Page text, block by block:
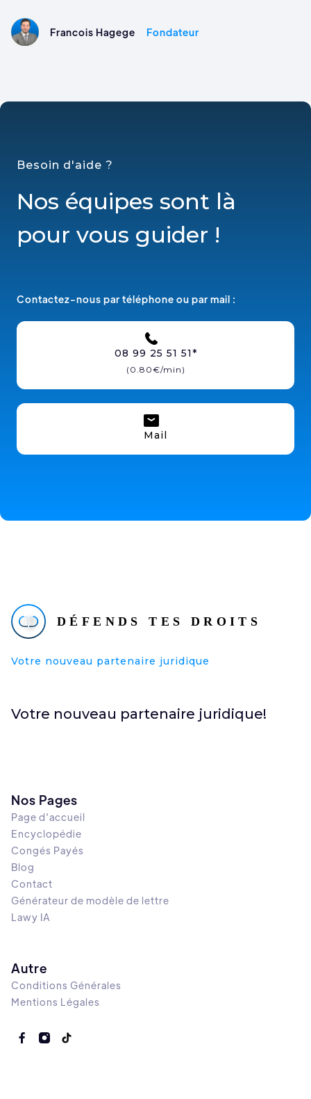
Francois Hagege Fondateur
Besoin d'aide ?
Nos équipes sont là
pour vous guider !
Contactez-nous par téléphone ou par mail :
08 99 25 51 51*
(0.80€/min)
Mail
Votre nouveau partenaire juridique
Votre nouveau partenaire juridique!
Nos Pages
Page d'accueil
Encyclopédie
Congés Payés
Blog
Contact
Générateur de modèle de lettre
Lawy IA
Autre
Conditions Générales
Mentions Légales